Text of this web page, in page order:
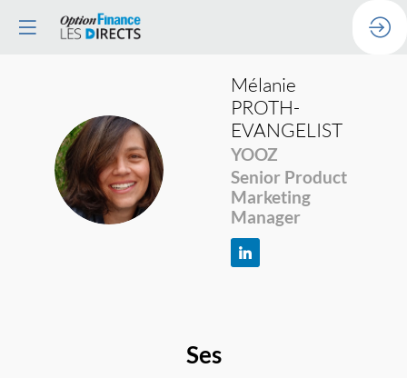
MP
Mélanie
PROTH-
EVANGELIST
YOOZ
Senior Product
Marketing
Manager
Ses